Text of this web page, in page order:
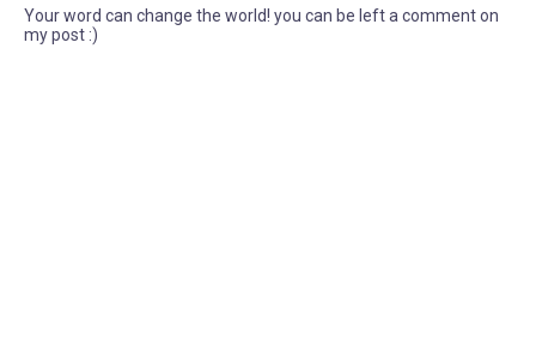
Your word can change the world! you can be left a comment on
my post :)